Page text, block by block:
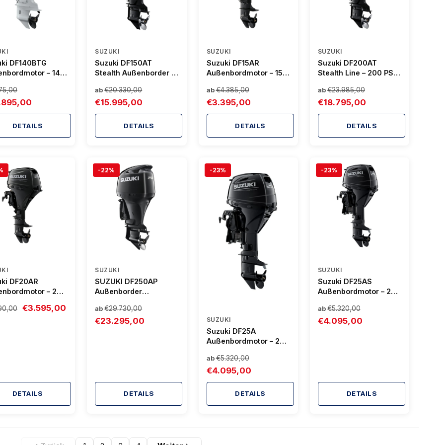
DF140BTG
– 140
& Power Trim &
DETAILS
SUZUKI
Suzuki DF150AT
Stealth Außenborder –
Design
ab€20.330,00
€15.995,00
DETAILS
SUZUKI
Suzuki DF15AR
Außenbordmotor – 15
ab€4.385,00
€3.395,00
DETAILS
SUZUKI
Suzuki DF200AT
Stealth Line – 200 PS
trifft Leistung
ab€23.985,00
€18.795,00
DETAILS
DF20AR
– 20
Burn &€3.595,00
DETAILS
-22%
SUZUKI
SUZUKI DF250AP
Außenborder
Kraftvoller 250 PS V6
mit variabler
ab€29.730,00
€23.295,00
DETAILS
-23%
SUZUKI
Suzuki DF25A
Außenbordmotor – 25
Trim Optionen
ab€5.320,00
€4.095,00
DETAILS
-23%
SUZUKI
Suzuki DF25AS
Außenbordmotor – 25
Trim Optionen
ab€5.320,00
€4.095,00
DETAILS